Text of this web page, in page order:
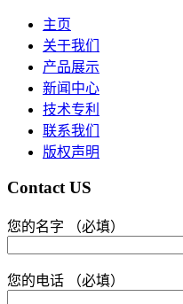
主页
关于我们
产品展示
新闻中心
技术专利
联系我们
版权声明
Contact US
您的名字 （必填）
您的电话 （必填）